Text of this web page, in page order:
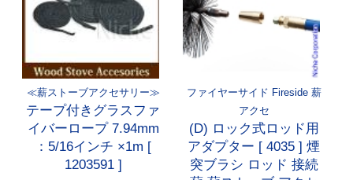
≪薪ストーブアクセサリー≫
テープ付きグラスファ
イバーロープ 7.94mm
：5/16インチ ×1m [
1203591 ]
ファイヤーサイド Fireside 薪
アクセ
(D) ロック式ロッド用
アダプター [ 4035 ] 煙
突ブラシ ロッド 接続